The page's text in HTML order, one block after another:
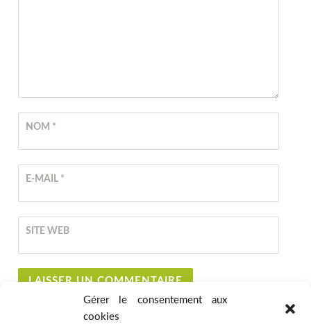
Gérer le consentement aux
cookies
NOM *
E-MAIL *
SITE WEB